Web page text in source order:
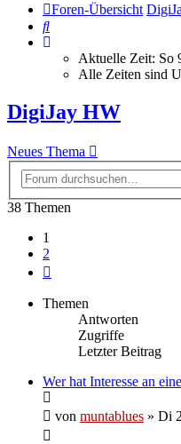
Foren-Übersicht
Suche
Aktuelle Zeit: So
Alle Zeiten sind
DigiJay HW
Neues Thema
38 Themen
1
2
Themen
Antworten
Zugriffe
Letzter Beitrag
Wer hat Interesse an
von muntablues » Di